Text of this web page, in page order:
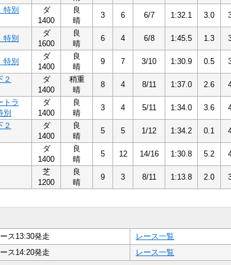
特別
ダ
1400
良
晴
3 6 6/7 1:32.1 3.0
特別
ダ
1600
良
晴
6 4 6/8 1:45.5 1.3
特別
ダ
1400
良
晴
9 7 3/10 1:30.9 0.5
２
ダ
1400
稍重
晴
8 4 8/11 1:37.0 2.6
トラ
別
ダ
1400
良
晴
3 4 5/11 1:34.0 3.6
２
ダ
1400
良
晴
5 5 1/12 1:34.2 0.1
ダ
1400
良
晴
5 12 14/16 1:30.8 5.2
芝
1200
良
晴
9 3 8/11 1:13.8 2.0
ス13:30発走
レース一覧
ス14:20発走 レース一覧